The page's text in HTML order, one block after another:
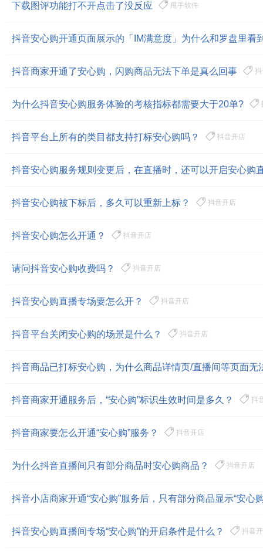
下载图评功能打不开点击了没反应 甩手软件
抖音安心购开通页面展示的「IM满意度」为什么和罗盘里看
抖音商家开通了安心购，闪购商品无法下单是真么回事
为什么抖音安心购服务体验的考核指标都需要大于20单?
抖音平台上所有的类目都支持打标安心购吗？ 抖音开店
抖音安心购服务规则变更后，在直播时，还可以开启安心购
抖音安心购被下标后，多久可以重新上标？ 抖音开店
抖音安心购怎么开通？ 抖音开店
请问抖音安心购收费吗？ 抖音开店
抖音安心购直播专场要怎么开？ 抖音开店
抖音平台关闭安心购的场景是什么？ 抖音开店
抖音商品已打标安心购，为什么商品详情页/直播间等页面无
抖音商家开通服务后，“安心购”标识生效时间是多久？ 抖
抖音商家要怎么开通“安心购”服务？ 抖音开店
为什么抖音直播间只有部分商品时安心购商品？ 抖音开店
抖音小店商家开通“安心购”服务后，只有部分商品显示“安心
抖音安心购直播间专场“安心购”的开启条件是什么？ 抖音